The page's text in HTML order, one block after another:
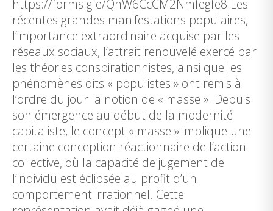
https://forms.gle/QhW6CcCM2Nmfegfe8 Les
récentes grandes manifestations populaires,
l’importance extraordinaire acquise par les
réseaux sociaux, l’attrait renouvelé exercé par
les théories conspirationnistes, ainsi que les
phénomènes dits « populistes » ont remis à
l’ordre du jour la notion de « masse ». Depuis
son émergence au début de la modernité
capitaliste, le concept « masse » implique une
certaine conception réactionnaire de l’action
collective, où la capacité de jugement de
l’individu est éclipsée au profit d’un
comportement irrationnel. Cette